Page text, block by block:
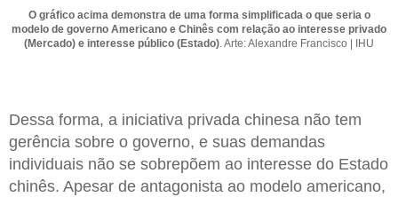
O gráfico acima demonstra de uma forma simplificada o que seria o
modelo de governo Americano e Chinês com relação ao interesse privado
(Mercado) e interesse público (Estado) . Arte: Alexandre Francisco | IHU
Dessa forma, a iniciativa privada chinesa não tem
gerência sobre o governo, e suas demandas
individuais não se sobrepõem ao interesse do Estado
chinês. Apesar de antagonista ao modelo americano,